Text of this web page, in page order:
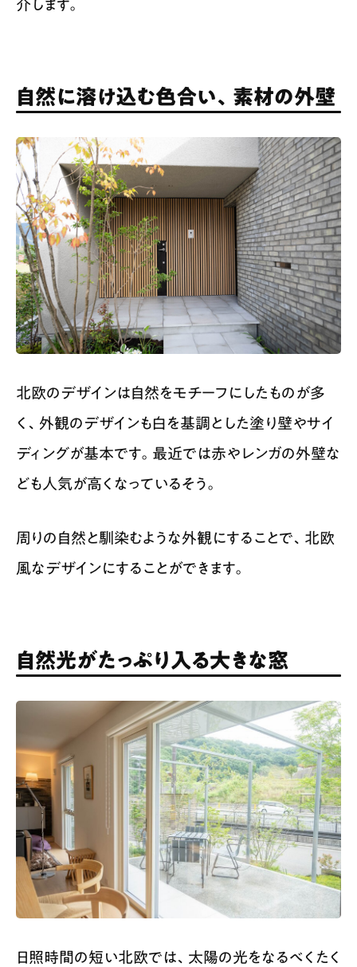
介します。
自然に溶け込む色合い、素材の外壁
北欧のデザインは自然をモチーフにしたものが多
く、外観のデザインも白を基調とした塗り壁やサイ
ディングが基本です。最近では赤やレンガの外壁な
ども人気が高くなっているそう。
周りの自然と馴染むような外観にすることで、北欧
風なデザインにすることができます。
自然光がたっぷり入る大きな窓
日照時間の短い北欧では、太陽の光をなるべくたく